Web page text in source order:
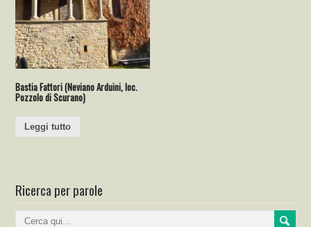
Bastia Fattori (Neviano Arduini, loc.
Pozzolo di Scurano)
Leggi tutto
Ricerca per parole